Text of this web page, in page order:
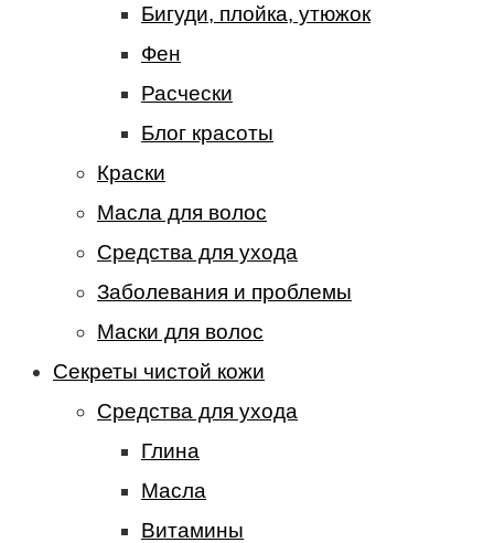
Бигуди, плойка, утюжок
Фен
Расчески
Блог красоты
Краски
Масла для волос
Средства для ухода
Заболевания и проблемы
Маски для волос
Секреты чистой кожи
Средства для ухода
Глина
Масла
Витамины